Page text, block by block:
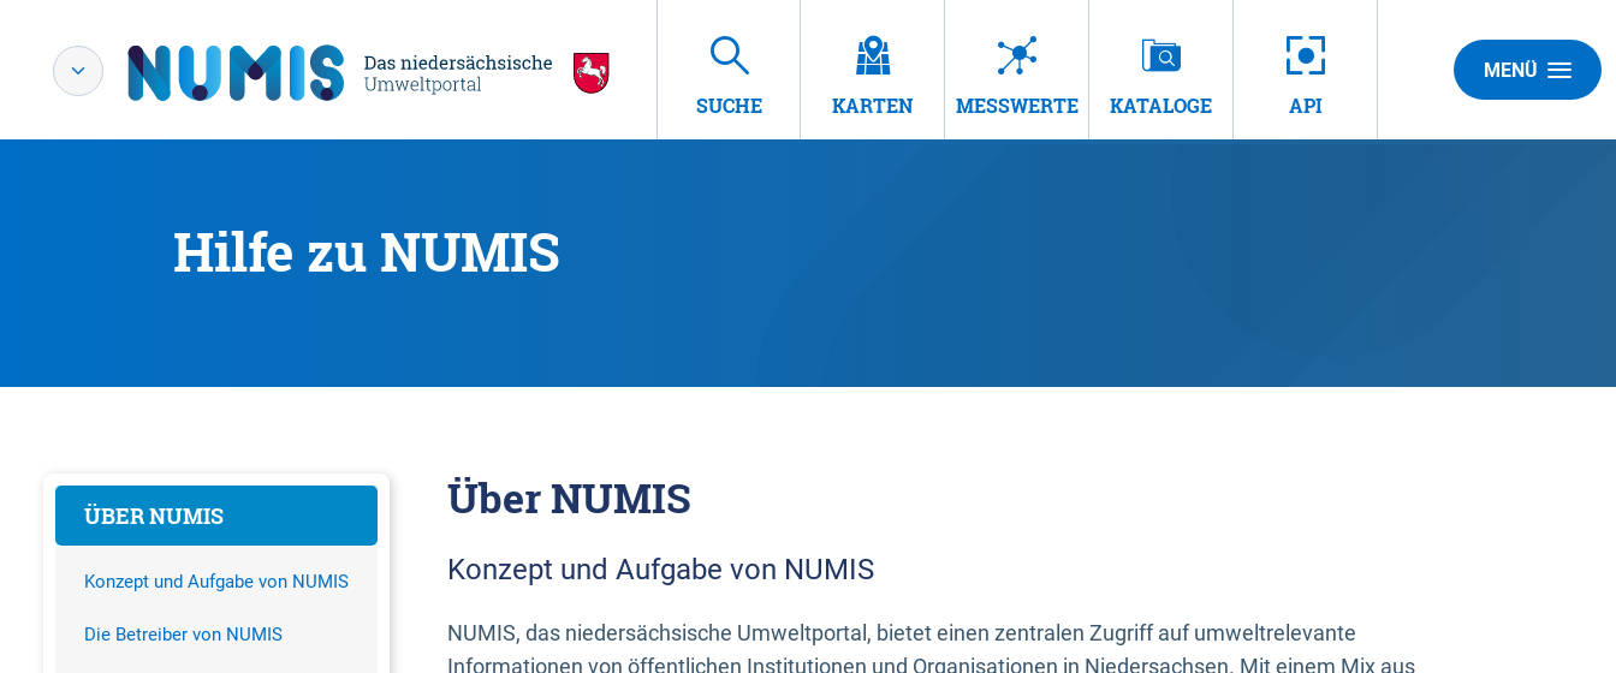
SUCHE KARTEN MESSWERTE KATALOGE API
MENÜ
Hilfe zu NUMIS
ÜBER NUMIS
Konzept und Aufgabe von NUMIS
Die Betreiber von NUMIS
Über NUMIS
Konzept und Aufgabe von NUMIS
NUMIS, das niedersächsische Umweltportal, bietet einen zentralen Zugriff auf umweltrelevante
Informationen von öffentlichen Institutionen und Organisationen in Niedersachsen. Mit einem Mix aus